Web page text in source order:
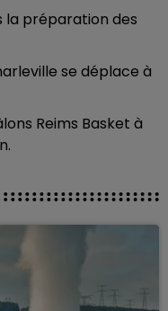
la préparation des
se déplace à
Reims Basket à